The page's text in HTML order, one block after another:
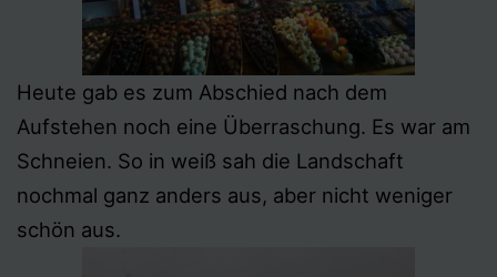
Heute gab es zum Abschied nach dem
Aufstehen noch eine Überraschung. Es war am
Schneien. So in weiß sah die Landschaft
nochmal ganz anders aus, aber nicht weniger
schön aus.